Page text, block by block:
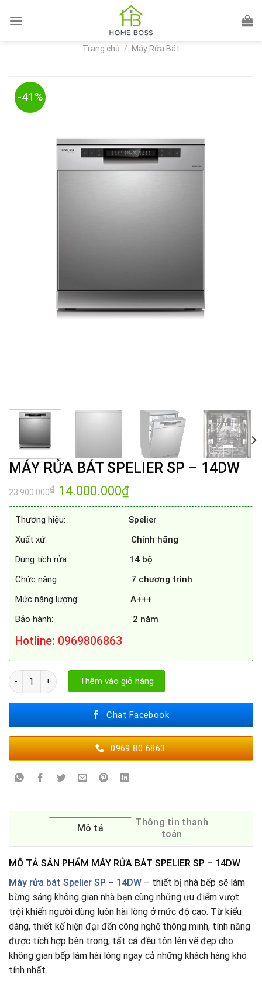
Trang chủ / Máy Rửa Bát
-41%
MÁY RỬA BÁT SPELIER SP – 14DW
23.900.000₫ Giá
gốc
là:
14.000.000₫Giá
tại
14.000.000₫.
Thương hiệu: Spelier
Xuất xứ: Chính hãng
Dung tích rửa: 14 bộ
Chức năng: 7 chương trình
Mức năng lượng: A+++
Bảo hành:
2 năm
Hotline: 0969806863
MÁY RỬA BÁT SPELIER SP - 14DW số lượng
Thêm vào giỏ hàng
Chat Facebook
0969 80 6863
Mô tả
Thông tin thanh
toán
MÔ TẢ SẢN PHẨM MÁY RỬA BÁT SPELIER SP – 14DW
Máy rửa bát Spelier SP – 14DW – thiết bị nhà bếp sẽ làm
bừng sáng không gian nhà bạn cùng những ưu điểm vượt
trội khiến người dùng luôn hài lòng ở mức độ cao. Từ kiểu
dáng, thiết kế hiện đại đến công nghệ thông minh, tính năng
được tích hợp bên trong, tất cả đều tôn lên vẽ đẹp cho
không gian bếp làm hài lòng ngay cả những khách hàng khó
tính nhất.